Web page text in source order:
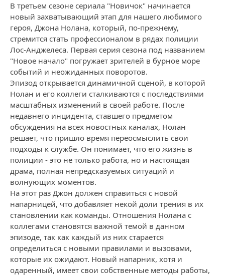
В третьем сезоне сериала "Новичок" начинается
новый захватывающий этап для нашего любимого
героя, Джона Нолана, который, по-прежнему,
стремится стать профессионалом в рядах полиции
Лос-Анджелеса. Первая серия сезона под названием
"Новое начало" погружает зрителей в бурное море
событий и неожиданных поворотов.
Эпизод открывается динамичной сценой, в которой
Нолан и его коллеги сталкиваются с последствиями
масштабных изменений в своей работе. После
недавнего инцидента, ставшего предметом
обсуждения на всех новостных каналах, Нолан
решает, что пришло время переосмыслить свои
подходы к службе. Он понимает, что его жизнь в
полиции - это не только работа, но и настоящая
драма, полная непредсказуемых ситуаций и
волнующих моментов.
На этот раз Джон должен справиться с новой
напарницей, что добавляет некой доли трения в их
становлении как команды. Отношения Нолана с
коллегами становятся важной темой в данном
эпизоде, так как каждый из них старается
определиться с новыми правилами и вызовами,
которые их ожидают. Новый напарник, хотя и
одаренный, имеет свои собственные методы работы,